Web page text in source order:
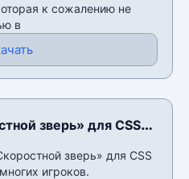
к сожалению не
в
зверь» для CSS
зверь» для CSS
игроков.